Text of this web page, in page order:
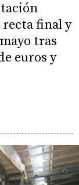
final y
tras
euros y